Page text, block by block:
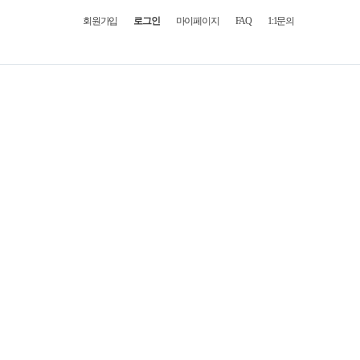
회원가입 로그인 마이페이지 FAQ 1:1문의